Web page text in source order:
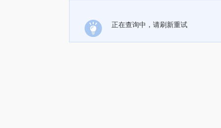
正在查询中，请刷新重试